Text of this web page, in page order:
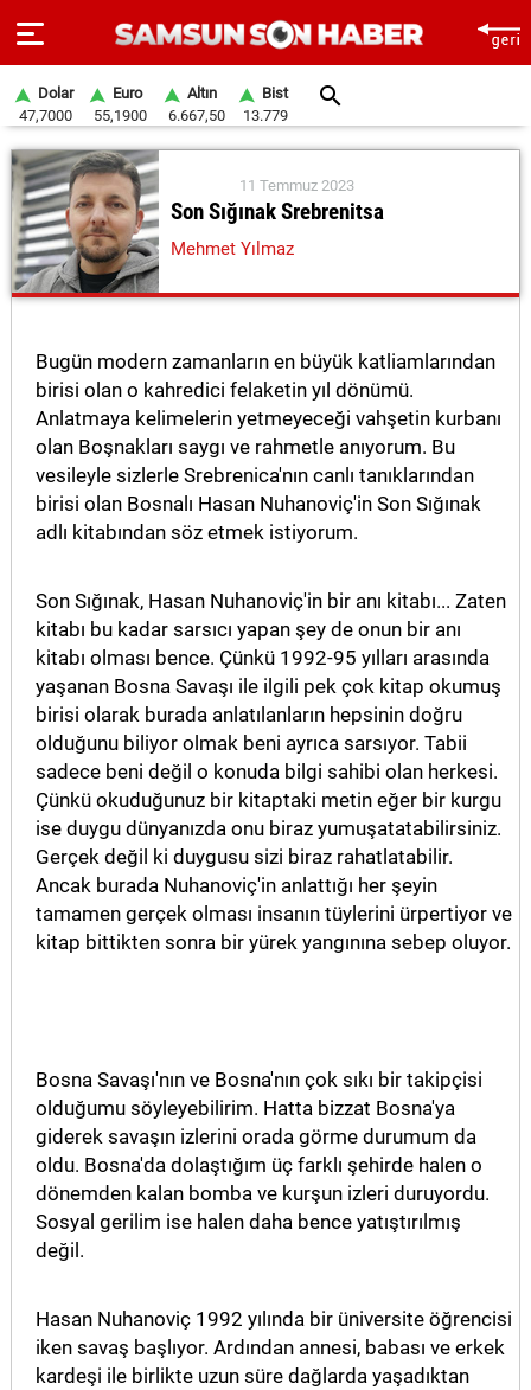
ANA
SAYFA
SAMSUN
HABER
GÜNDEM
SİYASET
EKONOMİ
DÜNYA
GALERİ
VİDEO
YAZARLAR
BİZE
ULAŞIN
Künye
Gizlilik
Dolar
47,7000
Euro
55,1900
Altın
6.667,50
Bist
13.779
11 Temmuz 2023
Son Sığınak Srebrenitsa
Mehmet Yılmaz
Bugün modern zamanların en büyük katliamlarından
birisi olan o kahredici felaketin yıl dönümü.
Anlatmaya kelimelerin yetmeyeceği vahşetin kurbanı
olan Boşnakları saygı ve rahmetle anıyorum. Bu
vesileyle sizlerle Srebrenica'nın canlı tanıklarından
birisi olan Bosnalı Hasan Nuhanoviç'in Son Sığınak
adlı kitabından söz etmek istiyorum.
Son Sığınak, Hasan Nuhanoviç'in bir anı kitabı... Zaten
kitabı bu kadar sarsıcı yapan şey de onun bir anı
kitabı olması bence. Çünkü 1992-95 yılları arasında
yaşanan Bosna Savaşı ile ilgili pek çok kitap okumuş
birisi olarak burada anlatılanların hepsinin doğru
olduğunu biliyor olmak beni ayrıca sarsıyor. Tabii
sadece beni değil o konuda bilgi sahibi olan herkesi.
Çünkü okuduğunuz bir kitaptaki metin eğer bir kurgu
ise duygu dünyanızda onu biraz yumuşatatabilirsiniz.
Gerçek değil ki duygusu sizi biraz rahatlatabilir.
Ancak burada Nuhanoviç'in anlattığı her şeyin
tamamen gerçek olması insanın tüylerini ürpertiyor ve
kitap bittikten sonra bir yürek yangınına sebep oluyor.
Bosna Savaşı'nın ve Bosna'nın çok sıkı bir takipçisi
olduğumu söyleyebilirim. Hatta bizzat Bosna'ya
giderek savaşın izlerini orada görme durumum da
oldu. Bosna'da dolaştığım üç farklı şehirde halen o
dönemden kalan bomba ve kurşun izleri duruyordu.
Sosyal gerilim ise halen daha bence yatıştırılmış
değil.
Hasan Nuhanoviç 1992 yılında bir üniversite öğrencisi
iken savaş başlıyor. Ardından annesi, babası ve erkek
kardeşi ile birlikte uzun süre dağlarda yaşadıktan